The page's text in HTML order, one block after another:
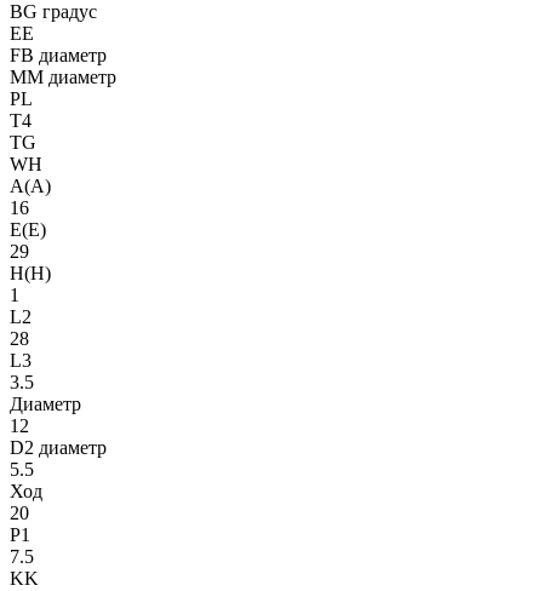
BG градус
EE
FB диаметр
MM диаметр
PL
T4
TG
WH
A(A)
16
E(E)
29
H(H)
1
L2
28
L3
3.5
Диаметр
12
D2 диаметр
5.5
Ход
20
P1
7.5
KK